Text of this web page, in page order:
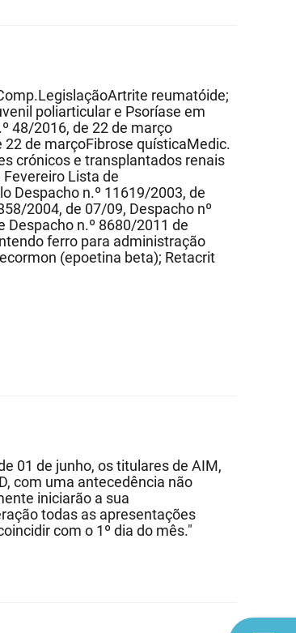
reumatóide;
poliarticular e Psoríase em
48/2016, de 22 de março
de marçoFibrose quísticaMedic.
crónicos e transplantados renais
Lista de
Despacho n.º 11619/2003, de
2004, de 07/09, Despacho nº
Despacho n.º 8680/2011 de
ferro para administração
(epoetina beta); Retacrit
01 de junho, os titulares de AIM,
com uma antecedência não
iniciarão a sua
todas as apresentações
com o 1º dia do mês."